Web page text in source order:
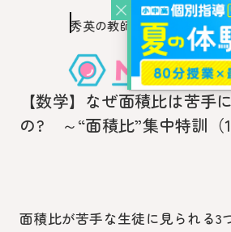
このページの本文へ
秀英の教師を知り
秀英の教師から教わるウェ
【数学】なぜ面積比は苦手
の? ～“面積比”集中特訓（
面積比が苦手な生徒に見られる3